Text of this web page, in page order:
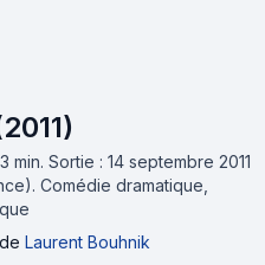
min. Sortie : 14 septembre 2011
Comédie dramatique,
de Laurent Bouhnik